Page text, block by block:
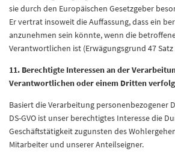
sie durch den Europäischen Gesetzgeber
Er vertrat insoweit die Auffassung, dass ein
anzunehmen sein könnte, wenn die
Verantwortlichen ist (Erwägungsgrund 47 Satz
11. Berechtigte Interessen an der
Verantwortlichen oder einem Dritten
Basiert die Verarbeitung personenbezogener
DS-GVO ist unser berechtigtes Interesse die
Geschäftstätigkeit zugunsten des
Mitarbeiter und unserer Anteilseigner.